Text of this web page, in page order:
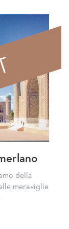
della
meraviglie